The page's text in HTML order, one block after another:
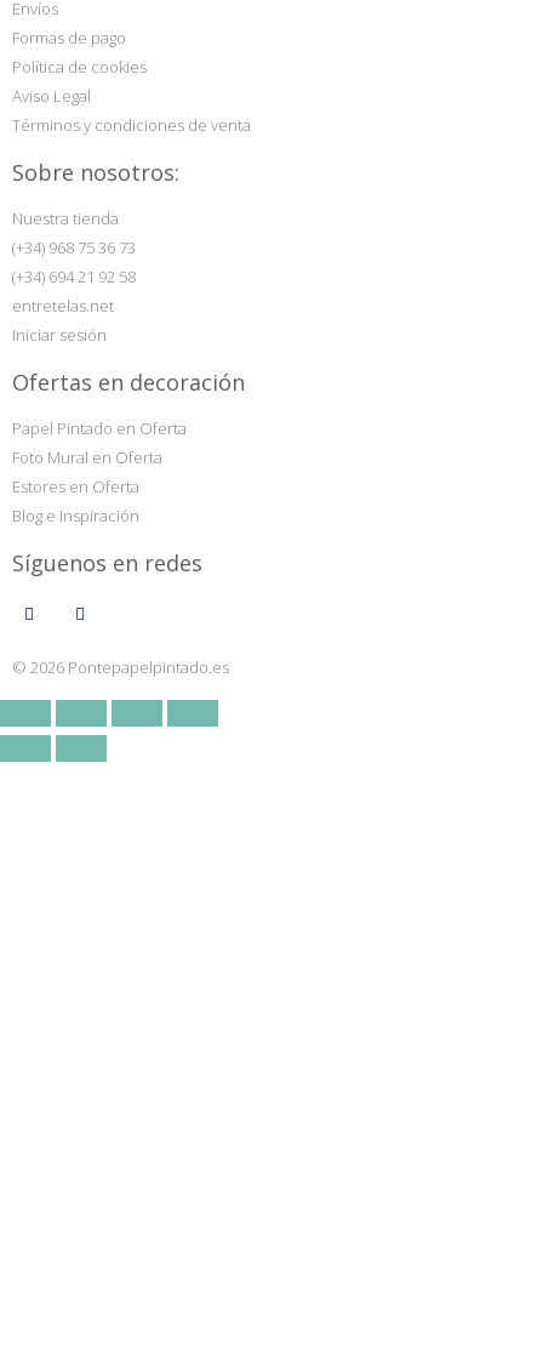
Envíos
Formas de pago
Política de cookies
Aviso Legal
Términos y condiciones de venta
Sobre nosotros:
Nuestra tienda
(+34) 968 75 36 73
(+34) 694 21 92 58
entretelas.net
Iniciar sesión
Ofertas en decoración
Papel Pintado en Oferta
Foto Mural en Oferta
Estores en Oferta
Blog e Inspiración
Síguenos en redes
© 2026 Pontepapelpintado.es